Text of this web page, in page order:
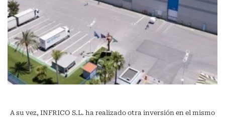
A su vez, INFRICO S.L. ha realizado otra inversión en el mismo